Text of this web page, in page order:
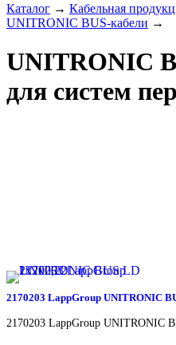
Каталог → Кабельная
UNITRONIC BUS-кабели →
UNITRONIC
для систем
2170203 LappGroup UNITRONIC
2170203 LappGroup UNITRONIC